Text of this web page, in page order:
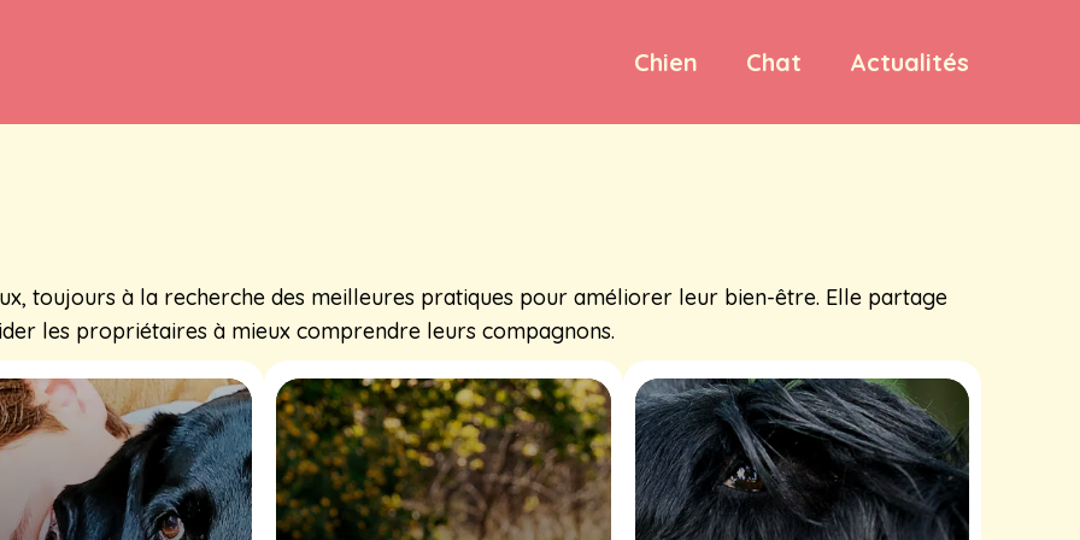
Chien Chat Actualités
toujours à la recherche des meilleures pratiques pour améliorer leur bien-être. Elle partage
les propriétaires à mieux comprendre leurs compagnons.